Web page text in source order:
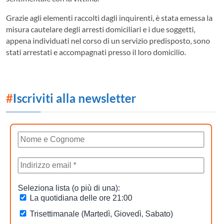
Grazie agli elementi raccolti dagli inquirenti, è stata emessa la
misura cautelare degli arresti domiciliari e i due soggetti,
appena individuati nel corso di un servizio predisposto, sono
stati arrestati e accompagnati presso il loro domicilio.
#Iscriviti alla newsletter